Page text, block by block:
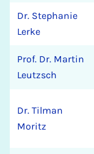
Dr. Stephanie
Lerke
Prof. Dr. Martin
Leutzsch
Dr. Tilman
Moritz